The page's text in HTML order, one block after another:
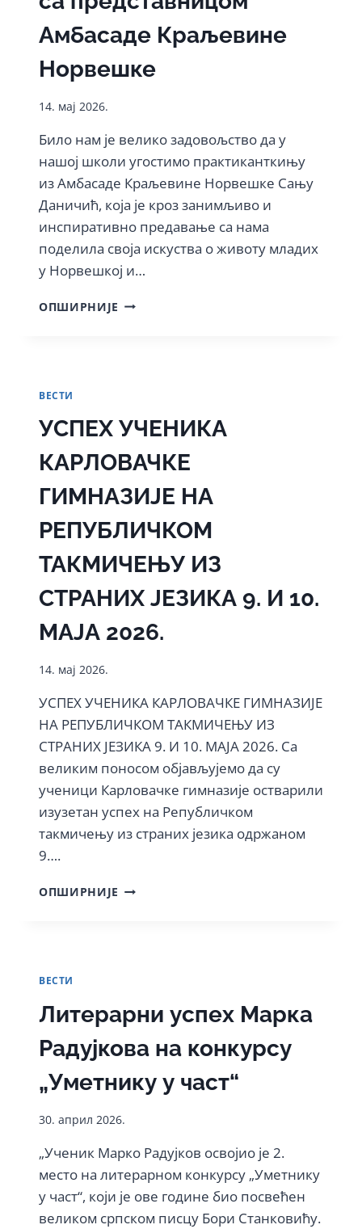
Амбасаде Краљевине
Норвешке
14. мај 2026.
Било нам је велико задовољство да у
нашој школи угостимо практиканткињу
из Амбасаде Краљевине Норвешке Сању
Даничић, која је кроз занимљиво и
инспиративно предавање са нама
поделила своја искуства о животу младих
у Норвешкој и…
ОПШИРНИЈЕ ИНСПИРАТИВНО
ВЕСТИ
УСПЕХ УЧЕНИКА
КАРЛОВАЧКЕ
ГИМНАЗИЈЕ НА
РЕПУБЛИЧКОМ
ТАКМИЧЕЊУ ИЗ
СТРАНИХ ЈЕЗИКА 9. И 10.
МАЈА 2026.
14. мај 2026.
УСПЕХ УЧЕНИКА КАРЛОВАЧКЕ ГИМНАЗИЈЕ
НА РЕПУБЛИЧКОМ ТАКМИЧЕЊУ ИЗ
СТРАНИХ ЈЕЗИКА 9. И 10. МАЈА 2026. Са
великим поносом објављујемо да су
ученици Карловачке гимназије остварили
изузетан успех на Републичком
такмичењу из страних језика одржаном
9….
ОПШИРНИЈЕ УСПЕХ
ИЗ
СТРАНИХ
ЈЕЗИКА
9.
И
10.
2026.
ВЕСТИ
Литерарни успех Марка
Радујкова на конкурсу
„Уметнику у част“
30. април 2026.
„Ученик Марко Радујков освојио је 2.
место на литерарном конкурсу „Уметнику
у част“, који је ове године био посвећен
великом српском писцу Бори Станковићу.